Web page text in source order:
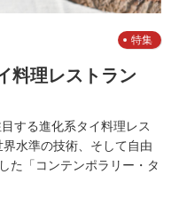
特集
料理レストラン
する進化系タイ料理レス
水準の技術、そして自由
た「コンテンポラリー・タ